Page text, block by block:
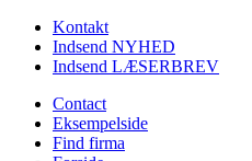
Kontakt
Indsend NYHED
Indsend LÆSERBREV
Contact
Eksempelside
Find firma